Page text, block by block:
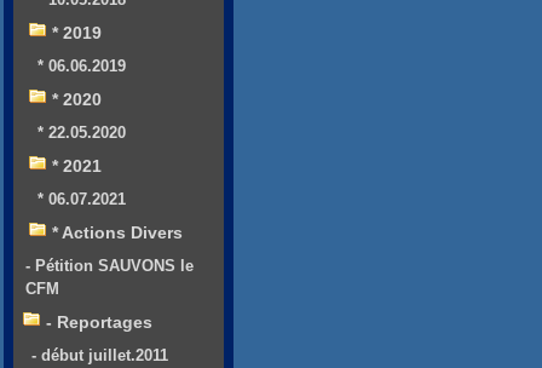
* 2019
* 06.06.2019
* 2020
* 22.05.2020
* 2021
* 06.07.2021
* Actions Divers
- Pétition SAUVONS le
CFM
- Reportages
- début juillet.2011